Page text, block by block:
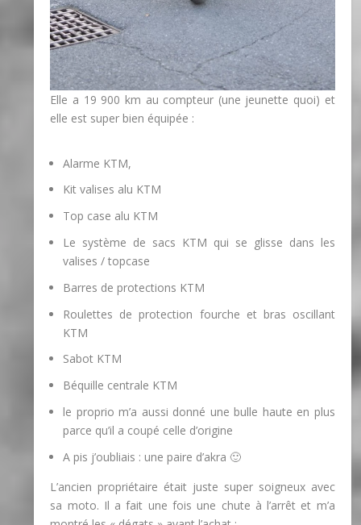
Elle a 19 900 km au compteur (une jeunette quoi) et
elle est super bien équipée :
Alarme KTM,
Kit valises alu KTM
Top case alu KTM
Le système de sacs KTM qui se glisse dans les
valises / topcase
Barres de protections KTM
Roulettes de protection fourche et bras oscillant
KTM
Sabot KTM
Béquille centrale KTM
le proprio m’a aussi donné une bulle haute en plus
parce qu’il a coupé celle d’origine
A pis j’oubliais : une paire d’akra 🙂
L’ancien propriétaire était juste super soigneux avec
sa moto. Il a fait une fois une chute à l’arrêt et m’a